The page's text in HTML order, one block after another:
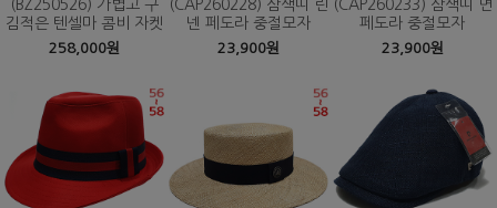
(BZ250526) 가볍고 구
김적은 텐셀마 콤비 자켓
258,000원
(CAP260228) 삼색띠 린
넨 페도라 중절모자
23,900원
(CAP260233) 삼색띠 면
페도라 중절모자
23,900원